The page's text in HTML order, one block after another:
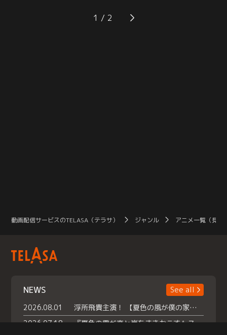
らに距離が縮まる二人であった---
としない『挽切』に、現世に生きる
資格はないと告げる門守は、情けを
1
動画配信サービスのTELASA（テラサ） ジャンル アニメ一覧（見放
NEWS
See all
2026.08.01
浮所飛貴主演！ 【夏色の風が僕の家にやってきた】 本日よりテラサで独占配信スタート！
2026.07.18
『夏色の雲が恋と嵐をまきおこす』スペシャルメイキング 【Part1】2026年７月18日（土）23時30分～配信スタート！話題のシーンの裏側を大公開！豪華キャスト大集合！ 『武宮家 真夏の家族会議』開催！